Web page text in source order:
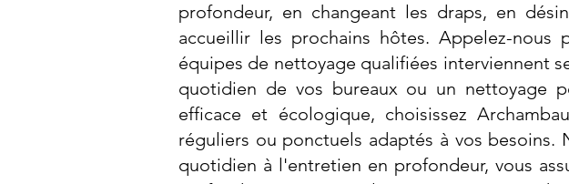
profondeur, en changeant les draps, en
accueillir les prochains hôtes. Appelez-
équipes de nettoyage qualifiées interviennent
quotidien de vos bureaux ou un nettoyage
efficace et écologique, choisissez
réguliers ou ponctuels adaptés à vos
quotidien à l'entretien en profondeur, vous